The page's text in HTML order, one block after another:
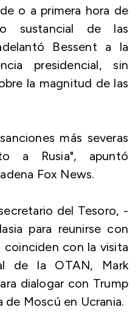
o a primera hora de
sustancial de las
Bessent a la
presidencial, sin
la magnitud de las
más severas
a Rusia", apuntó
Fox News.
del Tesoro, -
para reunirse con
coinciden con la visita
de la OTAN, Mark
dialogar con Trump
de Moscú en Ucrania.